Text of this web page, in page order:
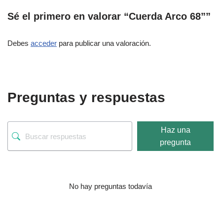
Sé el primero en valorar “Cuerda Arco 68””
Debes acceder para publicar una valoración.
Preguntas y respuestas
Haz una
pregunta
No hay preguntas todavía